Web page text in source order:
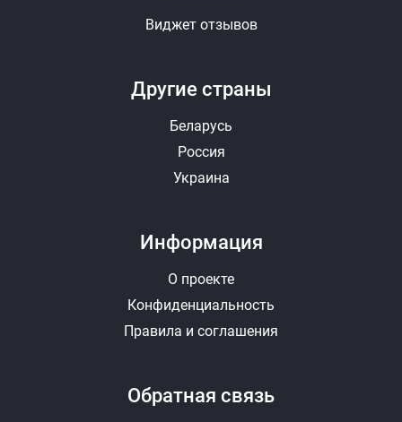
Другие страны
Беларусь
Россия
Украина
Виджет отзывов
Информация
О проекте
Конфиденциальность
Правила и соглашения
Обратная связь